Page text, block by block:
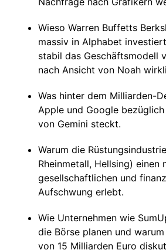
Wieso Warren Buffetts
massiv in Alphabet
stabil das Geschäftsmodell
nach Ansicht von Noah
Was hinter dem Milliarden-
Apple und Google
von Gemini steckt.
Warum die
Rheinmetall, Hellsing) einen
gesellschaftlichen und
Aufschwung erlebt.
Wie Unternehmen wie
die Börse planen und
von 15 Milliarden Euro